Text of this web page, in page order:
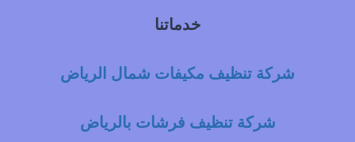
خدماتنا
شركة تنظيف مكيفات شمال الرياض
شركة تنظيف فرشات بالرياض